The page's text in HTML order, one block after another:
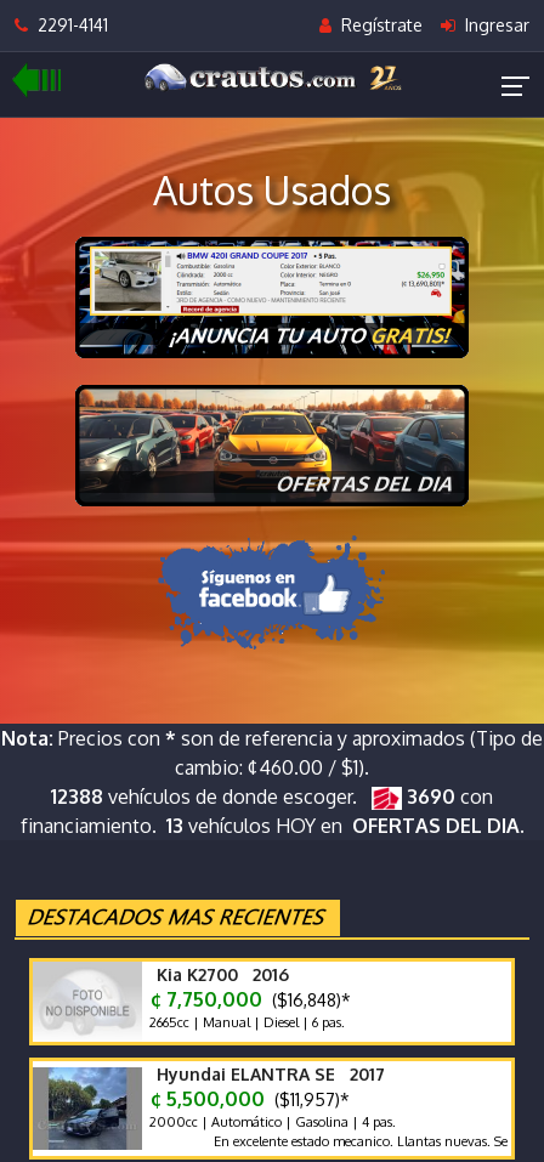
2291-4141 Regístrate Ingresar
Autos Usados
Nota: Precios con * son de referencia y aproximados (Tipo de
cambio: ¢460.00 / $1).
12388 vehículos de donde escoger. 3690 con
financiamiento. 13 vehículos HOY en OFERTAS DEL DIA.
Kia K2700 2016
¢ 7,750,000 ($16,848)*
2665cc | Manual | Diesel | 6 pas.
Hyundai ELANTRA SE 2017
¢ 5,500,000 ($11,957)*
2000cc | Automático | Gasolina | 4 pas.
En excelente estado mecanico. Llantas nuevas. Se traspasa